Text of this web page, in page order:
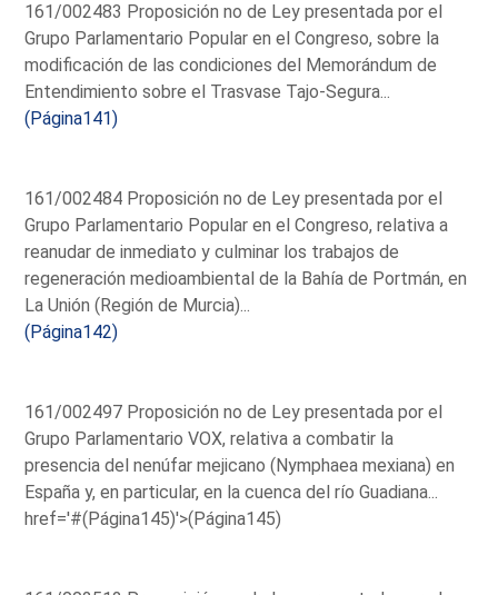
161/002483 Proposición no de Ley presentada por el
Grupo Parlamentario Popular en el Congreso, sobre la
modificación de las condiciones del Memorándum de
Entendimiento sobre el Trasvase Tajo-Segura...
(Página141)
161/002484 Proposición no de Ley presentada por el
Grupo Parlamentario Popular en el Congreso, relativa a
reanudar de inmediato y culminar los trabajos de
regeneración medioambiental de la Bahía de Portmán, en
La Unión (Región de Murcia)...
(Página142)
161/002497 Proposición no de Ley presentada por el
Grupo Parlamentario VOX, relativa a combatir la
presencia del nenúfar mejicano (Nymphaea mexiana) en
España y, en particular, en la cuenca del río Guadiana...
href='#(Página145)'>(Página145)